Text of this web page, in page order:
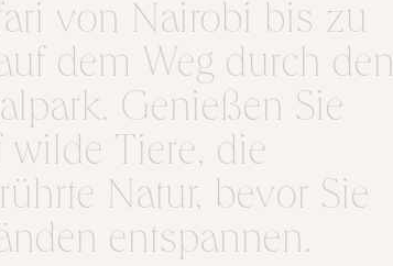
von Nairobi bis zu
dem Weg durch den
Genießen Sie
Tiere, die
Natur, bevor Sie
entspannen.